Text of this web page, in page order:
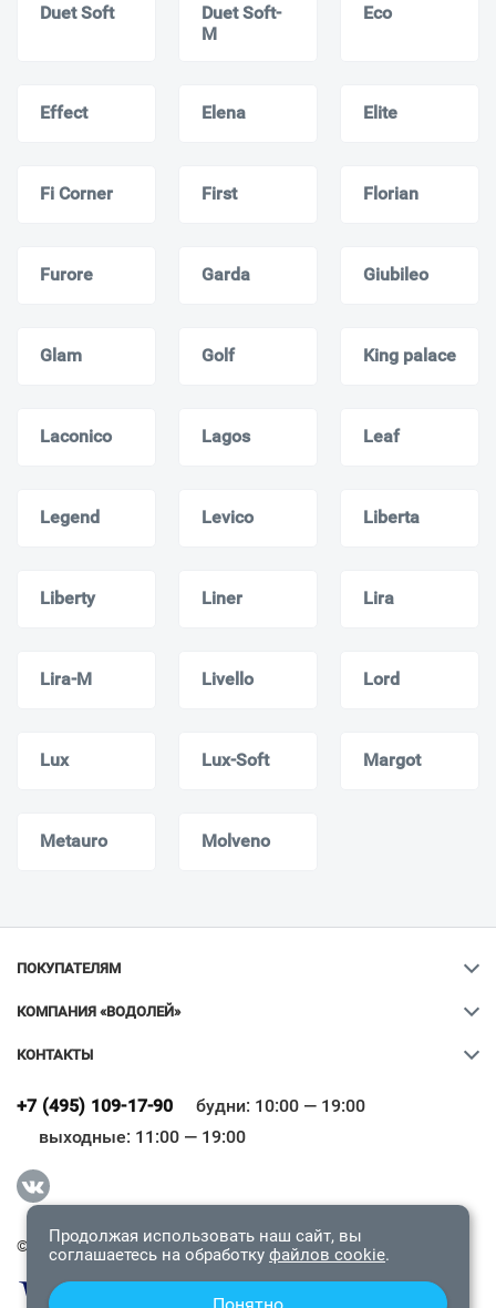
Duet Soft
Duet Soft-
M
Eco
Effect Elena Elite
Fi Corner First Florian
Furore Garda Giubileo
Glam Golf King palace
Laconico Lagos Leaf
Legend Levico Liberta
Liberty Liner Lira
Lira-M Livello Lord
Lux Lux-Soft Margot
Metauro Molveno
ПОКУПАТЕЛЯМ
КОМПАНИЯ «ВОДОЛЕЙ»
КОНТАКТЫ
+7 (495) 109-17-90
будни: 10:00 — 19:00
выходные: 11:00 — 19:00
© 2009-2026 «Водолей Онлайн». Все права защищены.
Всё верно
Продолжая использовать наш сайт, вы
соглашаетесь на обработку файлов cookie.
Понятно